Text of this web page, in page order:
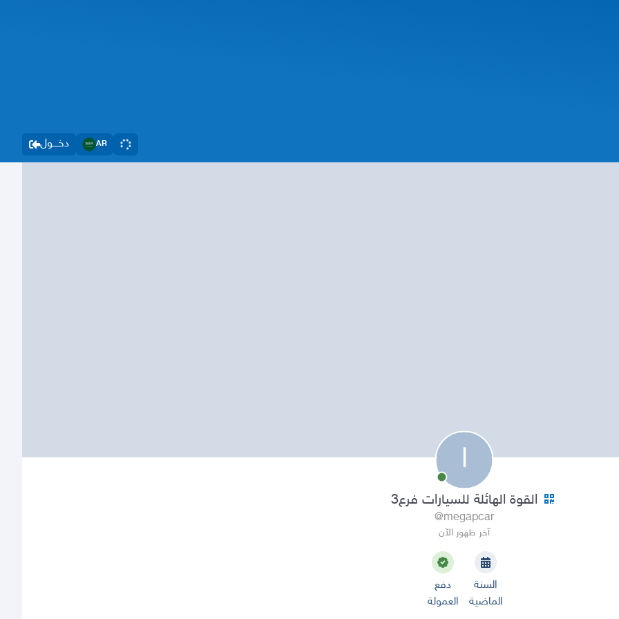
دخــــول AR
ا
القوة الهائلة للسيارات فرع3
@megapcar
آخر ظهور الآن
السنة
الماضية
دفع
العمولة